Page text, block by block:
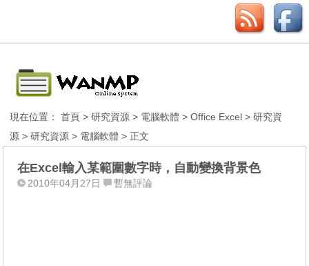
現在位置：首頁 >研究資源 > 電腦軟體 >Office Excel >研究資
源 >研究資源 > 電腦軟體 > 正文
在Excel輸入某範圍數字時，自動變換背景色
2010年04月27日 暫無評論